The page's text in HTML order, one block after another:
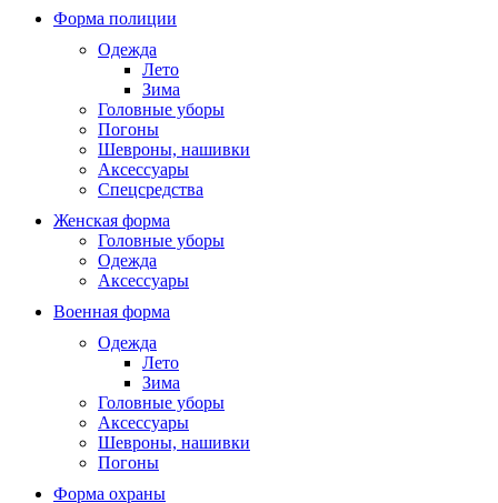
Форма полиции
Одежда
Лето
Зима
Головные уборы
Погоны
Шевроны, нашивки
Аксессуары
Спецсредства
Женская форма
Головные уборы
Одежда
Аксессуары
Военная форма
Одежда
Лето
Зима
Головные уборы
Аксессуары
Шевроны, нашивки
Погоны
Форма охраны